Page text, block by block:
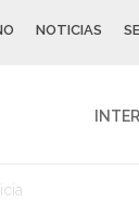
NOTICIAS